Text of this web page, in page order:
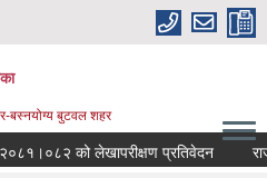
बस्नयोग्य बुटवल शहर
को लेखापरीक्षण प्रतिवेदन